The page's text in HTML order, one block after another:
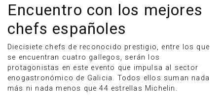
Encuentro con los mejores
chefs españoles
Diecisiete chefs de reconocido prestigio, entre los que
se encuentran cuatro gallegos, serán los
protagonistas en este evento que impulsa al sector
enogastronómico de Galicia. Todos ellos suman nada
más ni nada menos que 44 estrellas Michelin.